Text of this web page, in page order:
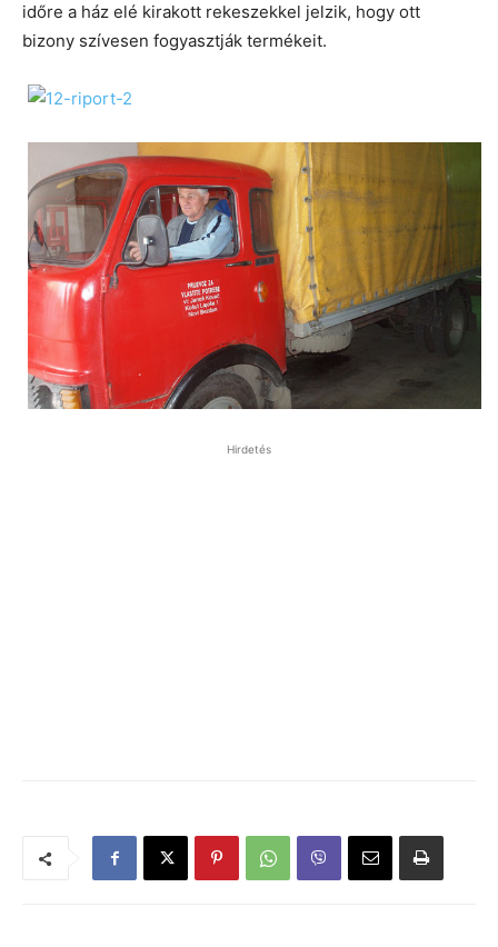
időre a ház elé kirakott rekeszekkel jelzik, hogy ott
bizony szívesen fogyasztják termékeit.
Hirdetés